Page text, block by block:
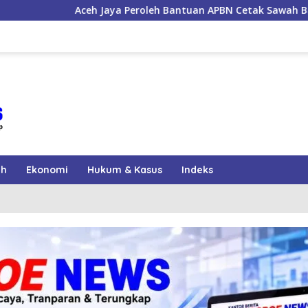
Bantuan APBN Cetak Sawah Baru 1.000 Hektare, Perkuat
Ekonomi Hukum & Kasus Indeks